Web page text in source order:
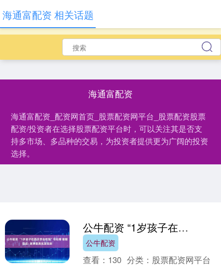
海通富配资
海通富配资_配资网首页_股票配资网平台_股票配资股票
配资/投资者在选择股票配资平台时，可以关注其是否支
持多市场、多品种的交易，为投资者提供更为广阔的投资
选择。
海通富配资 相关话题
公牛配资 “1岁孩子在西贝学会吃饭”引吐槽 客服回应: 故事是真实发生的
公牛配资
查看： 130 分类： 股票配资网平台